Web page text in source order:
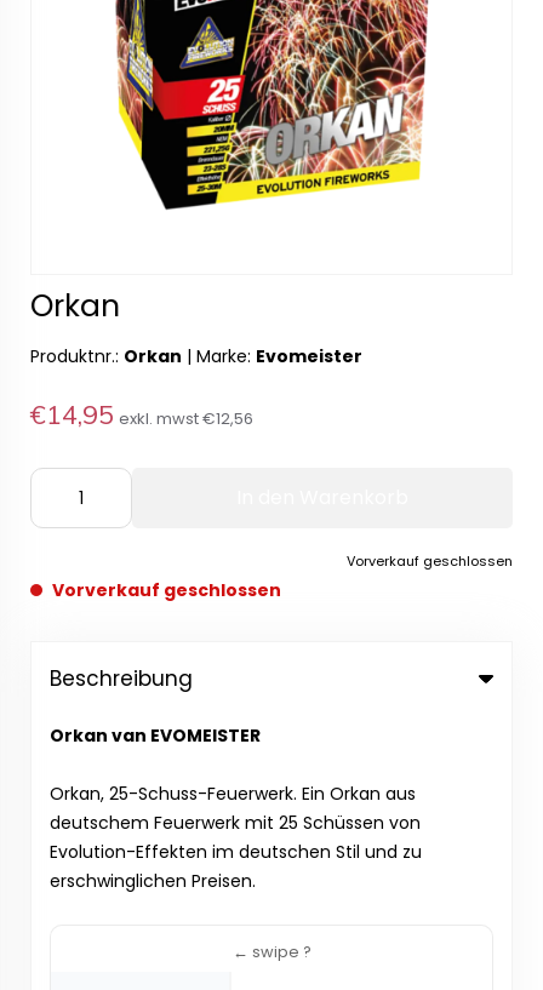
Orkan
Produktnr.: Orkan | Marke: Evomeister
€14,95 exkl. mwst€12,56
Vorverkauf geschlossen
Vorverkauf geschlossen
Beschreibung
Orkan van EVOMEISTER
Orkan, 25-Schuss-Feuerwerk. Ein Orkan aus
deutschem Feuerwerk mit 25 Schüssen von
Evolution-Effekten im deutschen Stil und zu
erschwinglichen Preisen.